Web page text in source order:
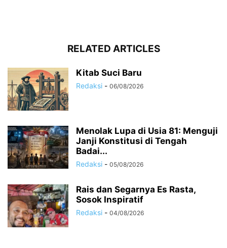
RELATED ARTICLES
Kitab Suci Baru
Redaksi - 06/08/2026
Menolak Lupa di Usia 81: Menguji
Janji Konstitusi di Tengah
Badai...
Redaksi - 05/08/2026
Rais dan Segarnya Es Rasta,
Sosok Inspiratif
Redaksi - 04/08/2026